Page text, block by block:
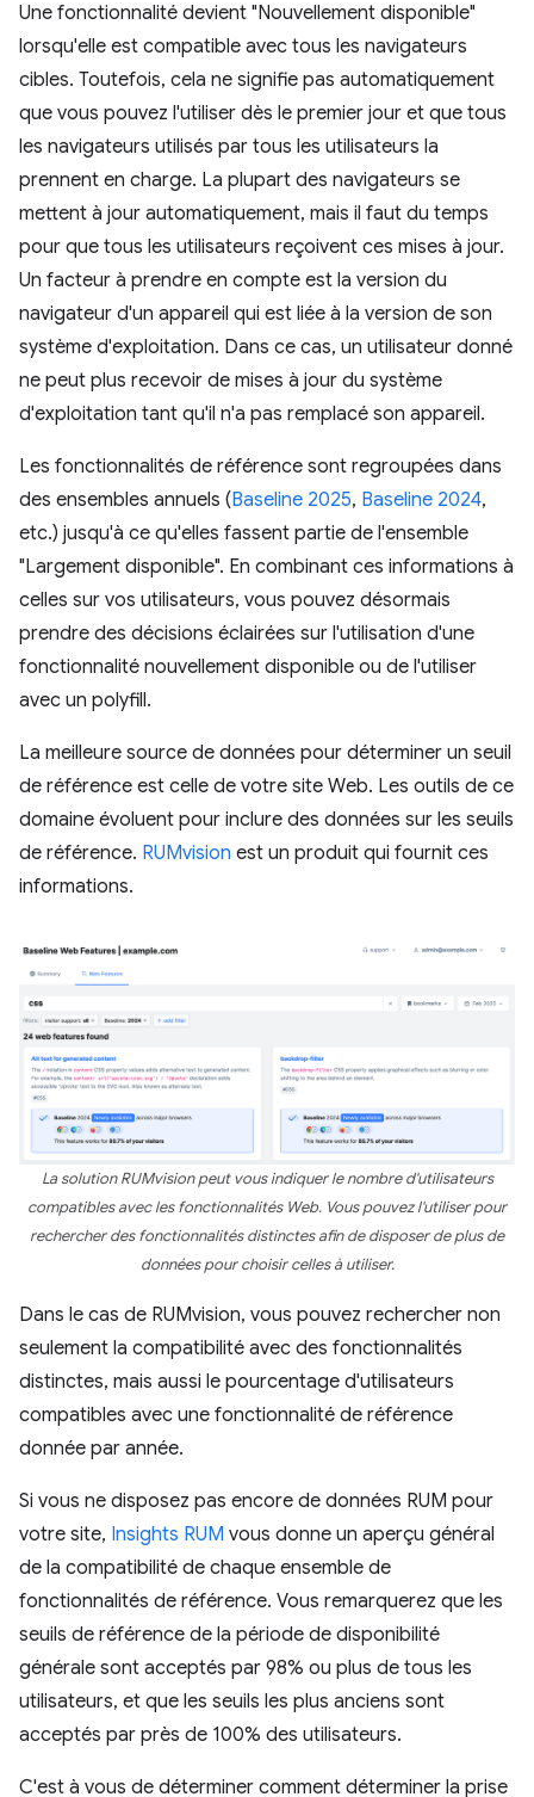
Une fonctionnalité devient "Nouvellement disponible"
lorsqu'elle est compatible avec tous les navigateurs
cibles. Toutefois, cela ne signifie pas automatiquement
que vous pouvez l'utiliser dès le premier jour et que tous
les navigateurs utilisés par tous les utilisateurs la
prennent en charge. La plupart des navigateurs se
mettent à jour automatiquement, mais il faut du temps
pour que tous les utilisateurs reçoivent ces mises à jour.
Un facteur à prendre en compte est la version du
navigateur d'un appareil qui est liée à la version de son
système d'exploitation. Dans ce cas, un utilisateur donné
ne peut plus recevoir de mises à jour du système
d'exploitation tant qu'il n'a pas remplacé son appareil.
Les fonctionnalités de référence sont regroupées dans
des ensembles annuels (Baseline 2025, Baseline 2024,
etc.) jusqu'à ce qu'elles fassent partie de l'ensemble
"Largement disponible". En combinant ces informations à
celles sur vos utilisateurs, vous pouvez désormais
prendre des décisions éclairées sur l'utilisation d'une
fonctionnalité nouvellement disponible ou de l'utiliser
avec un polyfill.
La meilleure source de données pour déterminer un seuil
de référence est celle de votre site Web. Les outils de ce
domaine évoluent pour inclure des données sur les seuils
de référence. RUMvision est un produit qui fournit ces
informations.
La solution RUMvision peut vous indiquer le nombre d'utilisateurs
compatibles avec les fonctionnalités Web. Vous pouvez l'utiliser pour
rechercher des fonctionnalités distinctes afin de disposer de plus de
données pour choisir celles à utiliser.
Dans le cas de RUMvision, vous pouvez rechercher non
seulement la compatibilité avec des fonctionnalités
distinctes, mais aussi le pourcentage d'utilisateurs
compatibles avec une fonctionnalité de référence
donnée par année.
Si vous ne disposez pas encore de données RUM pour
votre site, Insights RUM vous donne un aperçu général
de la compatibilité de chaque ensemble de
fonctionnalités de référence. Vous remarquerez que les
seuils de référence de la période de disponibilité
générale sont acceptés par 98% ou plus de tous les
utilisateurs, et que les seuils les plus anciens sont
acceptés par près de 100% des utilisateurs.
C'est à vous de déterminer comment déterminer la prise